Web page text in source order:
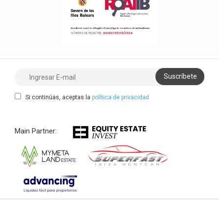
Si continúas, aceptas la política de privacidad
Main Partner: